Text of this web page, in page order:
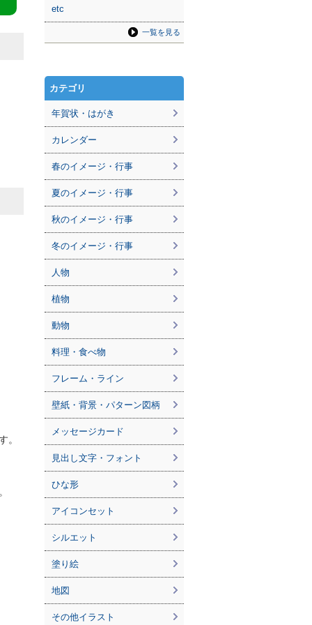
。
etc
一覧を見る
カテゴリ
年賀状・はがき
カレンダー
春のイメージ・行事
夏のイメージ・行事
秋のイメージ・行事
冬のイメージ・行事
人物
植物
動物
料理・食べ物
フレーム・ライン
壁紙・背景・パターン図柄
メッセージカード
見出し文字・フォント
ひな形
アイコンセット
シルエット
塗り絵
地図
その他イラスト